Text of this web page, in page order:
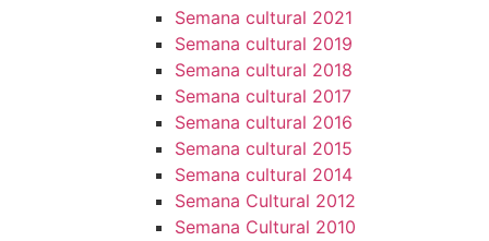
Semana cultural 2021
Semana cultural 2019
Semana cultural 2018
Semana cultural 2017
Semana cultural 2016
Semana cultural 2015
Semana cultural 2014
Semana Cultural 2012
Semana Cultural 2010